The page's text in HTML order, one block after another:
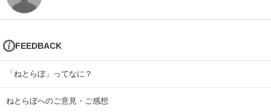
FEEDBACK
「ねとらぼ」ってなに？
ねとらぼへのご意見・ご感想